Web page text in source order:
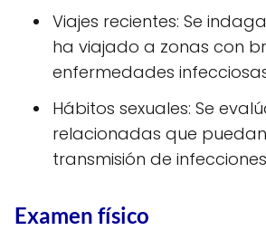
Viajes recientes: Se
ha viajado a zonas con
enfermedades
Hábitos sexuales: Se
relacionadas que
transmisión de
Examen físico